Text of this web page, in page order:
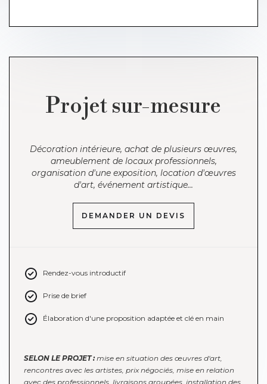
Projet sur-mesure
Décoration intérieure, achat de plusieurs œuvres,
ameublement de locaux professionnels,
organisation d'une exposition, location d'œuvres
d'art, événement artistique...
DEMANDER UN DEVIS
Rendez-vous introductif
Prise de brief
Élaboration d'une proposition adaptée et clé en main
SELON LE PROJET :mise en situation des œuvres d'art,
rencontres avec les artistes, prix négociés, mise en relation
avec des professionnels, livraisons groupées, installation des